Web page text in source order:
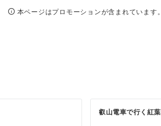
本ページはプロモーションが含まれています。
叡山電車で行く紅葉